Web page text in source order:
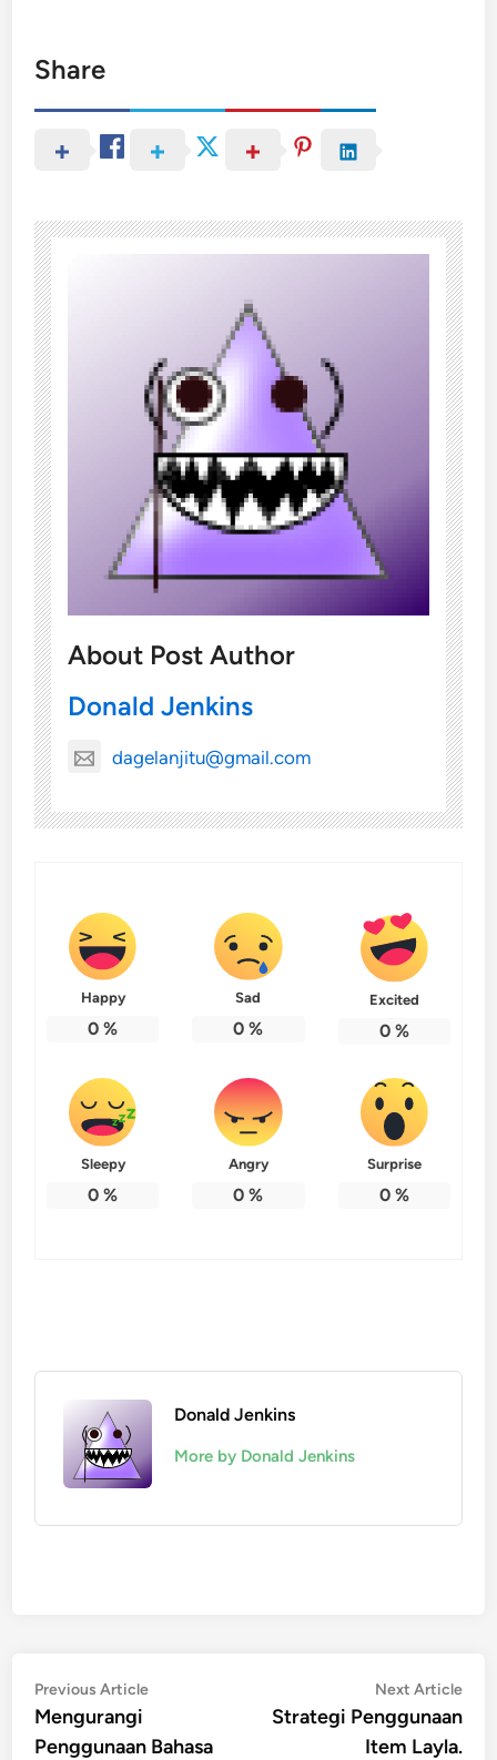
Share
About Post Author
Donald Jenkins
dagelanjitu@gmail.com
Happy
0 %
Sad
0 %
Excited
0%
Sleepy
0 %
Angry
0 %
Surprise
0%
Donald Jenkins
More by Donald Jenkins
Post
navigation
Previous ArticlePrevious
Mengurangi
Penggunaan Bahasa
Next Article
Strategi Penggunaan
Item Layla.